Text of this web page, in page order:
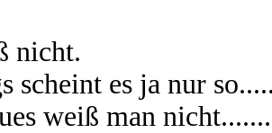
nicht.
scheint es ja nur
weiß man